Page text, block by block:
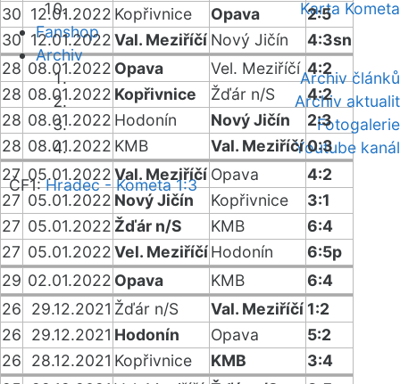
Karta Kometa
Fanshop
Archiv
Archiv článků
Archiv aktualit
Fotogalerie
Youtube kanál
ČF1:Hradec - Kometa 1:3
30 12.01.2022 Kopřivnice Opava
2:5
30 12.01.2022Val. Meziříčí Nový Jičín
4:3sn
28 08.01.2022 Opava Vel. Meziříčí 4:2
28 08.01.2022 Kopřivnice Žďár n/S
4:2
28 08.01.2022 Hodonín Nový Jičín
2:3
28 08.01.2022 KMB Val. Meziříčí0:3
27 05.01.2022Val. Meziříčí Opava
4:2
27 05.01.2022 Nový Jičín Kopřivnice
3:1
27 05.01.2022 Žďár n/S KMB
6:4
27 05.01.2022Vel. MeziříčíHodonín
6:5p
29 02.01.2022 Opava KMB
6:4
26
29.12.2021 Žďár n/S Val. Meziříčí 1:2
26
29.12.2021 Hodonín Opava
5:2
26
28.12.2021 Kopřivnice KMB
3:4